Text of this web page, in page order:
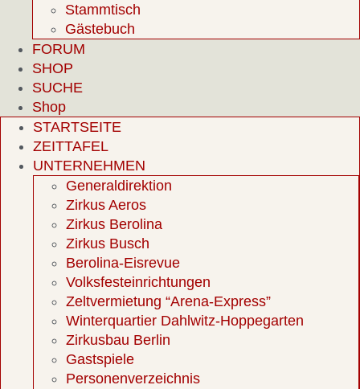
Stammtisch
Gästebuch
FORUM
SHOP
SUCHE
Shop
STARTSEITE
ZEITTAFEL
UNTERNEHMEN
Generaldirektion
Zirkus Aeros
Zirkus Berolina
Zirkus Busch
Berolina-Eisrevue
Volksfesteinrichtungen
Zeltvermietung “Arena-Express”
Winterquartier Dahlwitz-Hoppegarten
Zirkusbau Berlin
Gastspiele
Personenverzeichnis